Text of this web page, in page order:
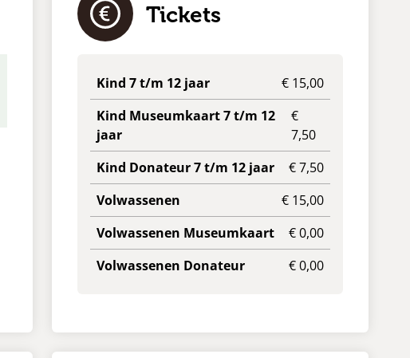
Tickets
Kind 7 t/m 12 jaar
€ 15,00
Kind Museumkaart 7 t/m 12
jaar
€
7,50
Kind Donateur 7 t/m 12 jaar
€ 7,50
Volwassenen
€ 15,00
Volwassenen Museumkaart
€ 0,00
Volwassenen Donateur
€ 0,00